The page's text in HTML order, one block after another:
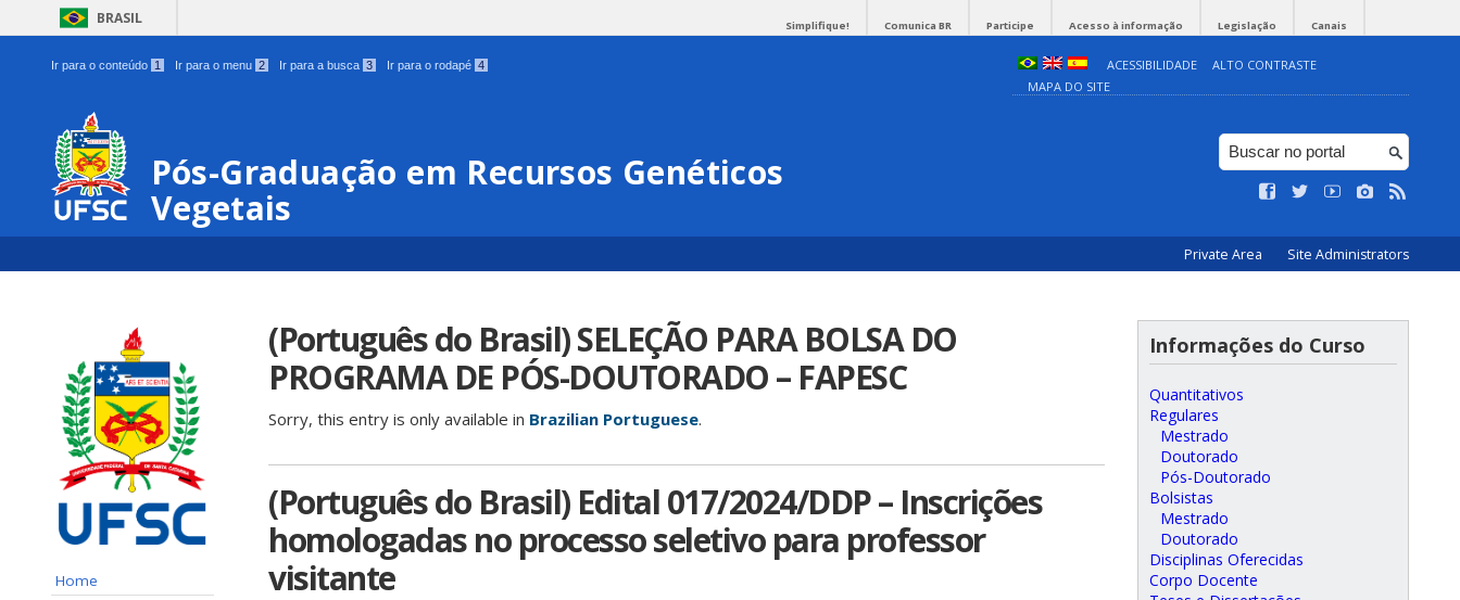
BRASIL Simplifique! Comunica BR Participe Acesso à informação Legislação Canais
Ir para o conteúdo 1 Ir para o menu 2 Ir para a busca 3 Ir para o rodapé 4 ACESSIBILIDADE
ALTO CONTRASTE
MAPA DO SITE
Pós-Graduação em Recursos Genéticos
Vegetais
Private Area Site Administrators
Home
(Português do Brasil) SELEÇÃO PARA BOLSA DO
PROGRAMA DE PÓS-DOUTORADO – FAPESC
Sorry, this entry is only available in Brazilian Portuguese.
(Português do Brasil) Edital 017/2024/DDP – Inscrições
homologadas no processo seletivo para professor
visitante
Informações do Curso
Quantitativos
Regulares
Mestrado
Doutorado
Pós-Doutorado
Bolsistas
Mestrado
Doutorado
Disciplinas Oferecidas
Corpo Docente